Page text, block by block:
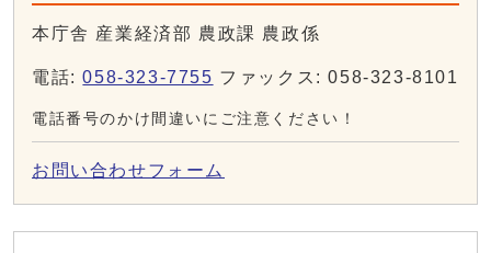
本庁舎 産業経済部 農政課 農政係
電話:058-323-7755 ファックス: 058-323-8101
電話番号のかけ間違いにご注意ください！
お問い合わせフォーム